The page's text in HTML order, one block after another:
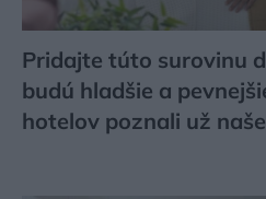
Pridajte túto surovinu
budú hladšie a
hotelov poznali už